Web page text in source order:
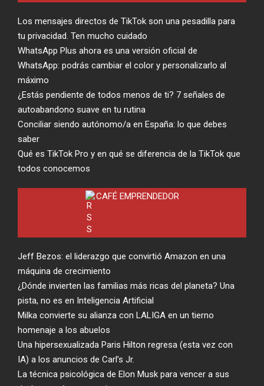
Los mensajes directos de TikTok son una pesadilla para
tu privacidad. Ten mucho cuidado
WhatsApp Plus ahora es una versión oficial de
WhatsApp: podrás cambiar el color y personalizarlo al
máximo
¿Estás pendiente de todos menos de ti? 7 señales de
autoabandono suave en tu rutina
Conciliar siendo autónomo/a en España: lo que debes
saber
Qué es TikTok Pro y en qué se diferencia de la TikTok que
todos conocemos
CAFÉ EMPRENDEDOR
Jeff Bezos: el liderazgo que convirtió Amazon en una
máquina de crecimiento
¿Dónde invierten las familias más ricas del planeta? Una
pista, no es en Inteligencia Artificial
Milka convierte su alianza con LALIGA en un tierno
homenaje a los abuelos
Una hipersexualizada Paris Hilton regresa (esta vez con
IA) a los anuncios de Carl’s Jr.
La técnica psicológica de Elon Musk para vencer a sus